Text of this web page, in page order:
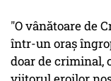
"O vânătoare de
într-un oraș
doar de criminal,